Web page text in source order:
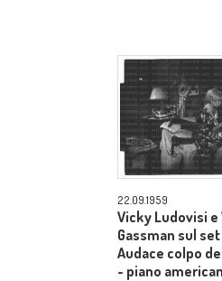
22.09.1959
Vicky Ludovisi
Gassman sul
Audace colpo
- piano